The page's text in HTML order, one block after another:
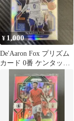
¥ 1,000
De'Aaron Fox プリズム
カード 0番 ケンタッキ